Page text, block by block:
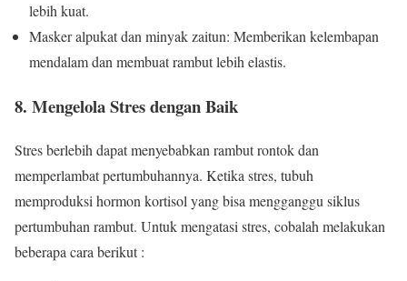
lebih kuat.
Masker alpukat dan minyak zaitun: Memberikan kelembapan
mendalam dan membuat rambut lebih elastis.
8. Mengelola Stres dengan Baik
Stres berlebih dapat menyebabkan rambut rontok dan
memperlambat pertumbuhannya. Ketika stres, tubuh
memproduksi hormon kortisol yang bisa mengganggu siklus
pertumbuhan rambut. Untuk mengatasi stres, cobalah melakukan
beberapa cara berikut :